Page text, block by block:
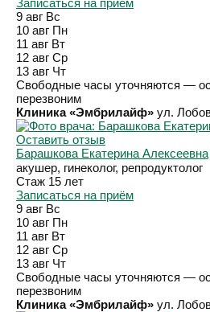
Записаться на приём
9 авг Вс
10 авг Пн
11 авг Вт
12 авг Ср
13 авг Чт
Свободные часы уточняются —
перезвоним
Клиника «Эмбрилайф» ул.
Оставить отзыв
Барашкова Екатерина Алексеевна
акушер, гинеколог, репродуктолог
Стаж 15 лет
Записаться на приём
9 авг Вс
10 авг Пн
11 авг Вт
12 авг Ср
13 авг Чт
Свободные часы уточняются —
перезвоним
Клиника «Эмбрилайф» ул.